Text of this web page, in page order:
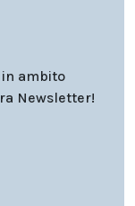
ambito
Newsletter!